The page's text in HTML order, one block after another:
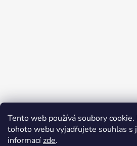
Tento web používá soubory
tohoto webu vyjadřujete souhlas s
informacízde.